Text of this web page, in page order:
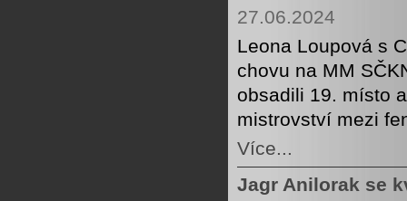
27.06.2024
Leona Loupová s
chovu na MM
obsadili 19. místo
mistrovství mezi
Více...
Jagr Anilorak se